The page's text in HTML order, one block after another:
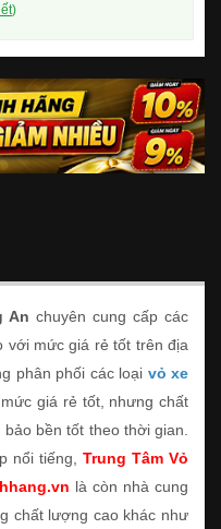
)
An chuyên cung cấp các
với mức giá rẻ tốt trên địa
phân phối các loại vỏ xe
giá rẻ tốt, nhưng chất
bền tốt theo thời gian.
nổi tiếng, Trung Tâm Vỏ
là còn nhà cung
chất lượng cao khác như